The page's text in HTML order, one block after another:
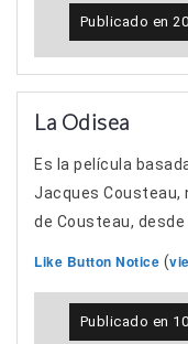
Publicado en
La Odisea
Es la película
Jacques Cousteau,
de Cousteau,
Like Button Notice (
Publicado en